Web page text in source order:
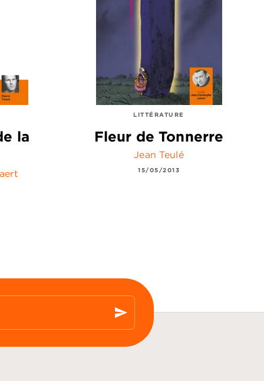
la
LITTÉRATURE
Fleur de Tonnerre
Jean Teulé
15/05/2013
send